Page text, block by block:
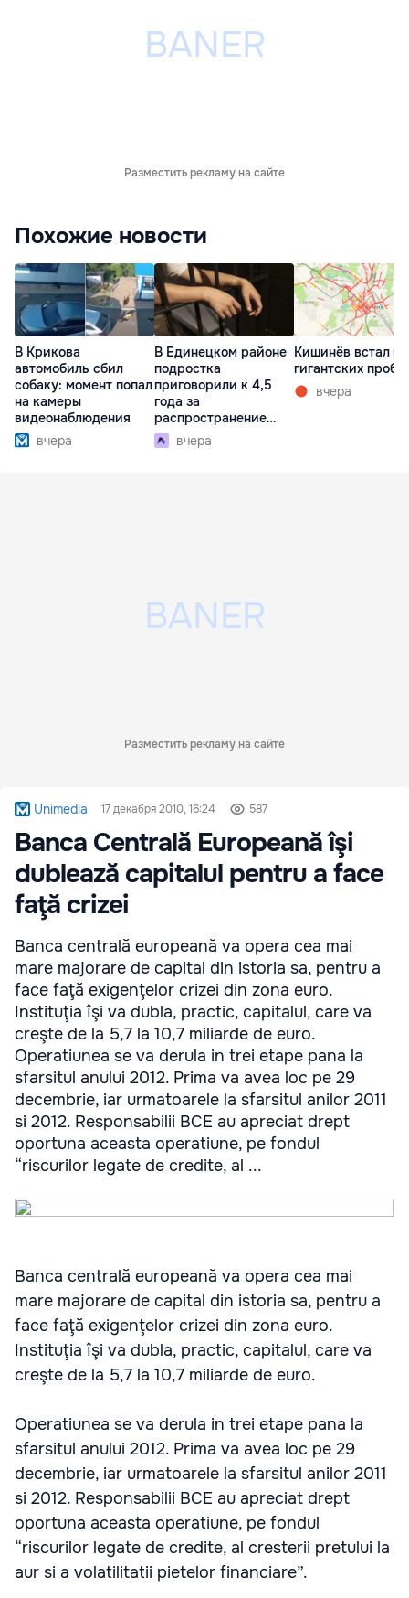
Разместить рекламу на сайте
Похожие новости
В Крикова
автомобиль сбил
собаку: момент попал
на камеры
видеонаблюдения
вчера
В Единецком районе
подростка
приговорили к 4,5
года за
распространение
наркотиков
вчера
Кишинёв встал в
гигантских
вчера
Разместить рекламу на сайте
Unimedia 17 декабря 2010, 16:24 587
Banca Centrală Europeană îşi
dublează capitalul pentru a face
faţă crizei
Banca centrală europeană va opera cea mai
mare majorare de capital din istoria sa, pentru a
face faţă exigenţelor crizei din zona euro.
Instituţia îşi va dubla, practic, capitalul, care va
creşte de la 5,7 la 10,7 miliarde de euro.
Operatiunea se va derula in trei etape pana la
sfarsitul anului 2012. Prima va avea loc pe 29
decembrie, iar urmatoarele la sfarsitul anilor 2011
si 2012. Responsabilii BCE au apreciat drept
oportuna aceasta operatiune, pe fondul
“riscurilor legate de credite, al ...
Banca centrală europeană va opera cea mai
mare majorare de capital din istoria sa, pentru a
face faţă exigenţelor crizei din zona euro.
Instituţia îşi va dubla, practic, capitalul, care va
creşte de la 5,7 la 10,7 miliarde de euro.
Operatiunea se va derula in trei etape pana la
sfarsitul anului 2012. Prima va avea loc pe 29
decembrie, iar urmatoarele la sfarsitul anilor 2011
si 2012. Responsabilii BCE au apreciat drept
oportuna aceasta operatiune, pe fondul
“riscurilor legate de credite, al cresterii pretului la
aur si a volatilitatii pietelor financiare”.